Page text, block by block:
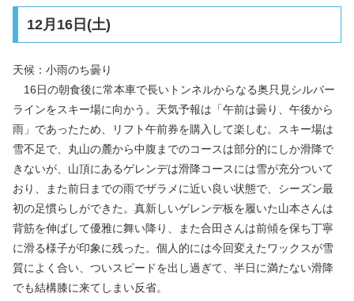
12月16日(土)
天候：小雨のち曇り
16日の朝食後に常本車で長いトンネルからなる奥只見シルバー
ラインをスキー場に向かう。天気予報は「午前は曇り、午後から
雨」であったため、リフト午前券を購入して楽しむ。スキー場は
雪不足で、丸山の麓から中腹までのコースは部分的にしか滑降で
きないが、山頂にあるゲレンデは滑降コースには雪が充分ついて
おり、また前日までの雨でザラメに近い良い状態で、シーズン最
初の足慣らしができた。真新しいゲレンデ板を履いた山本さんは
背筋を伸ばして優雅に舞い降り、また合田さんは前傾を保ち丁寧
に滑る様子が印象に残った。個人的には今回変えたワックスが雪
質によく合い、ついスピードを出し過ぎて、半日に満たない滑降
でも結構膝に来てしまい反省。